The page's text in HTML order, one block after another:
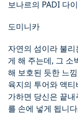
보나르의 PADI 다
도미니카
자연의 섬이라 불
게 해 주는데, 그 소
해 보호된 듯한 느
육지의 투어와 액
가하면 당신은 끝
를 손에 넣게 됩니다.